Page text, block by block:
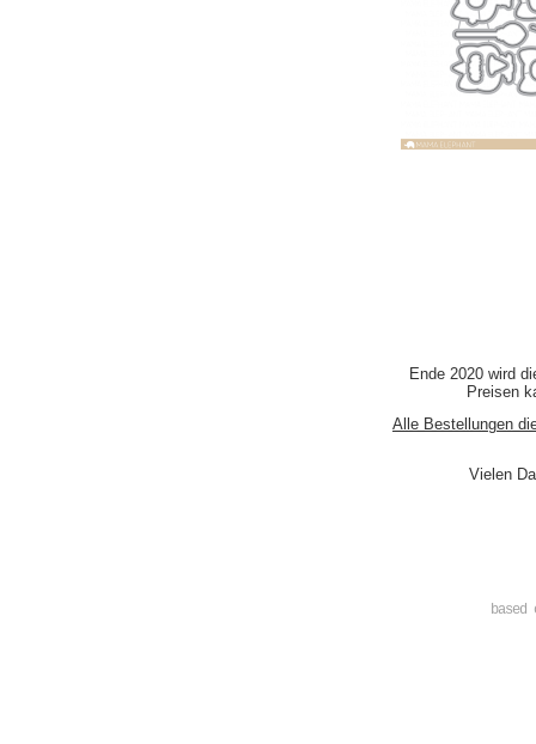
Ende 2020 wird
Preisen
Alle Bestellungen
Vielen